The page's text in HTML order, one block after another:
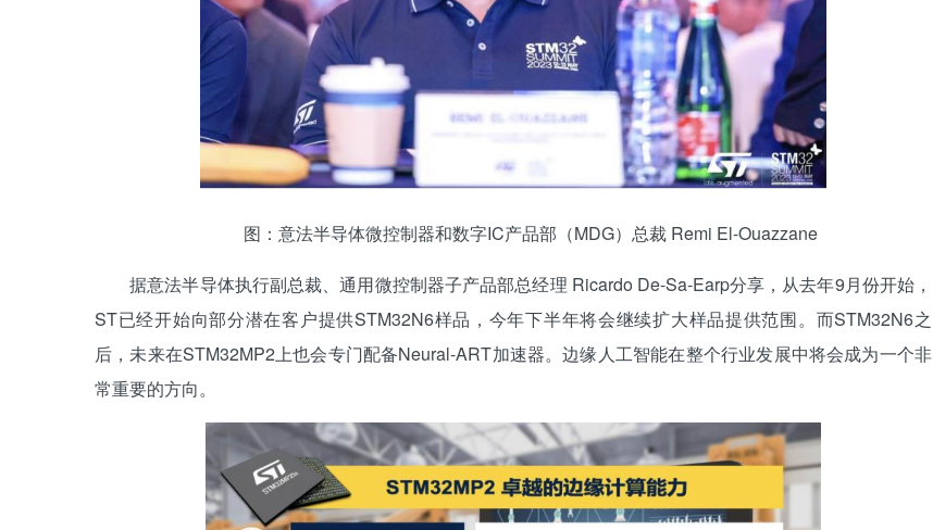
图：意法半导体微控制器和数字IC产品部（MDG）总裁 Remi El-Ouazzane
据意法半导体执行副总裁、通用微控制器子产品部总经理 Ricardo De-Sa-Earp分享，从去年9月份开始，
ST已经开始向部分潜在客户提供STM32N6样品，今年下半年将会继续扩大样品提供范围。而STM32N6之
后，未来在STM32MP2上也会专门配备Neural-ART加速器。边缘人工智能在整个行业发展中将会成为一个非
常重要的方向。